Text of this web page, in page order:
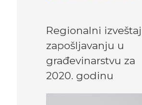
Regionalni
zapošljavanju u
građevinarstvu za
2020. godinu